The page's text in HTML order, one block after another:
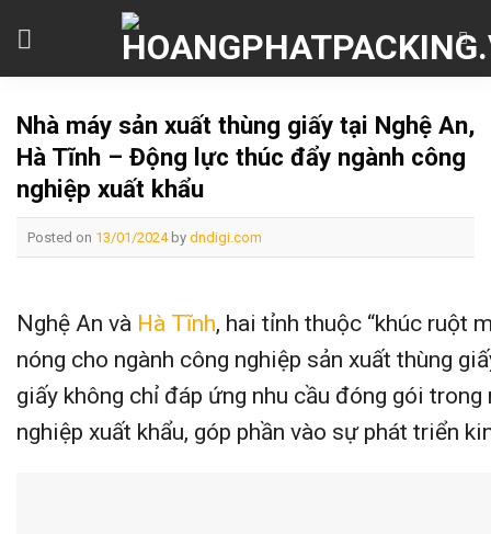
Nhà máy sản xuất thùng giấy tại Nghệ An,
Hà Tĩnh – Động lực thúc đẩy ngành công
nghiệp xuất khẩu
Posted on 13/01/2024by dndigi.com
Nghệ An và Hà Tĩnh, hai tỉnh thuộc “khúc ruột
nóng cho ngành công nghiệp sản xuất thùng
giấy không chỉ đáp ứng nhu cầu đóng gói
nghiệp xuất khẩu, góp phần vào sự phát triển